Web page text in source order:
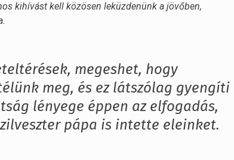
kihívást kell közösen leküzdenünk a jövőben,
megeshet, hogy
meg, és ez látszólag gyengíti
lényege éppen az elfogadás,
pápa is intette eleinket.